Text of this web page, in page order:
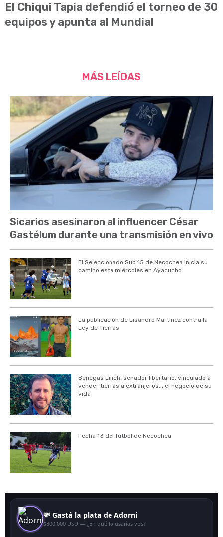
El Chiqui Tapia defendió el torneo de 30
equipos y apunta al Mundial
MÁS LEÍDAS
Sicarios asesinaron al influencer César
Gastélum durante una transmisión en vivo
El Seleccionado Sub 15 de Necochea inicia su
camino este miércoles en Ayacucho
La publicación de Lisandro Martínez contra la
Ley de Tierras
Benegas Linch, senador libertario, vinculado a
vender tierras a extranjeros... el negocio de su
vida
Fecha 13 del fútbol de Necochea